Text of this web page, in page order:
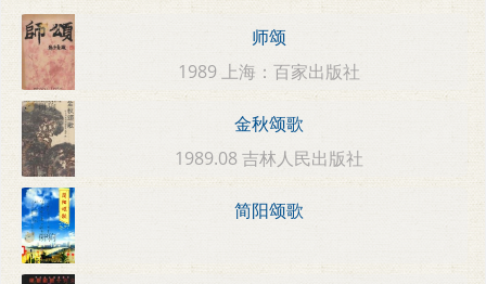
师颂
1989 上海：百家出版社
金秋颂歌
1989.08 吉林人民出版社
简阳颂歌